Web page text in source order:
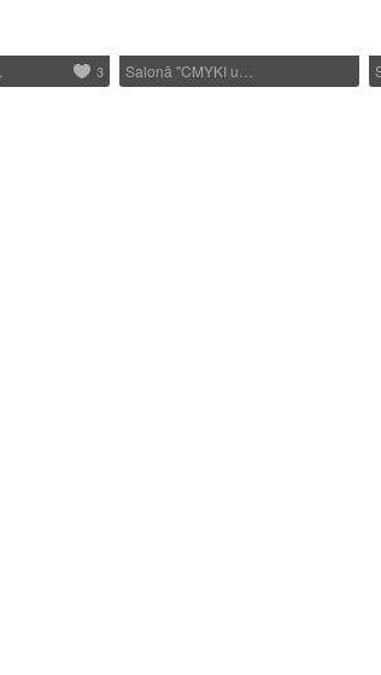
3 Salonā "CMYKI u…